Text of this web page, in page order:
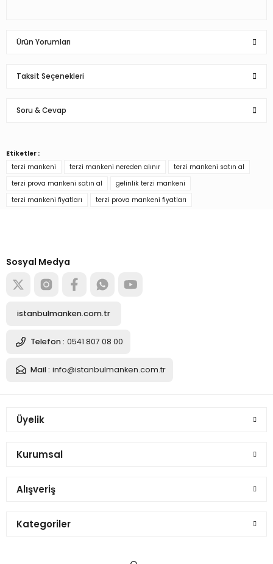
Ürün Yorumları
Taksit Seçenekleri
Soru & Cevap
Etiketler :
terzi mankeni
terzi mankeni nereden alınır
terzi mankeni satın al
terzi prova mankeni satın al
gelinlik terzi mankeni
terzi mankeni fiyatları
terzi prova mankeni fiyatları
Sosyal Medya
istanbulmanken.com.tr
Telefon : 0541 807 08 00
Mail : info@istanbulmanken.com.tr
Üyelik
Kurumsal
Alışveriş
Kategoriler